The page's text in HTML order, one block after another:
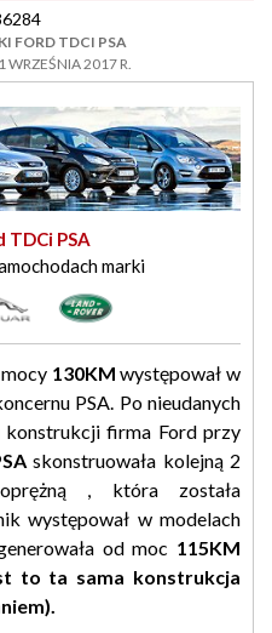
FORD TDCI PSA
WRZEŚNIA 2017 R.
TDCi PSA
marki
130KM występował w
PSA. Po nieudanych
konstrukcji firma Ford przy
skonstruowała kolejną 2
, która została
występował w modelach
od moc 115KM
to ta sama konstrukcja